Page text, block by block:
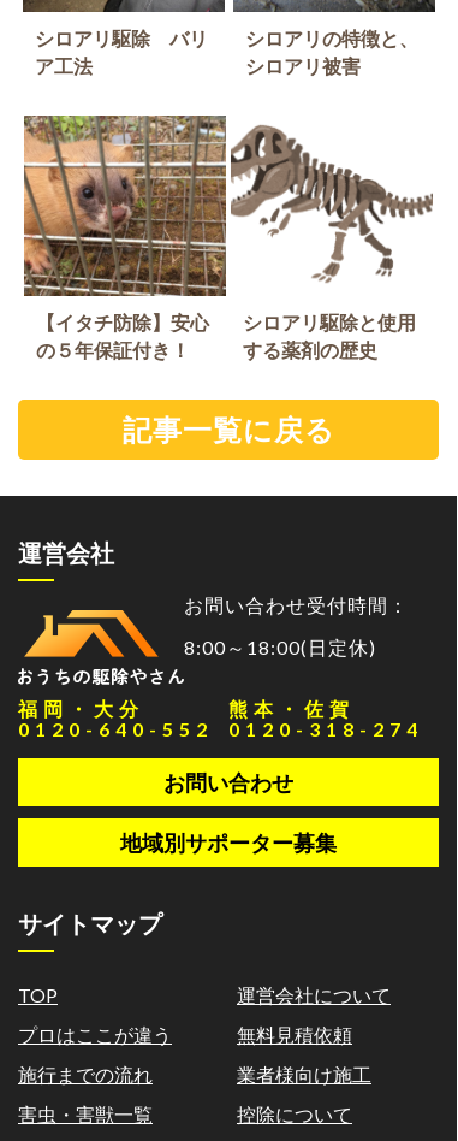
シロアリ駆除 バリ
ア工法
シロアリの特徴と、
シロアリ被害
【イタチ防除】安心
の５年保証付き！
シロアリ駆除と使用
する薬剤の歴史
記事一覧に戻る
運営会社
お問い合わせ受付時間：
8:00～18:00(日定休)
福岡・大分
0120-640-552
熊本・佐賀
0120-318-274
お問い合わせ
地域別サポーター募集
サイトマップ
TOP
プロはここが違う
施行までの流れ
害虫・害獣一覧
運営会社について
無料見積依頼
業者様向け施工
控除について